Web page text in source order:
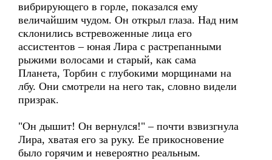
вибрирующего в горле, показался ему
величайшим чудом. Он открыл глаза. Над ним
склонились встревоженные лица его
ассистентов – юная Лира с растрепанными
рыжими волосами и старый, как сама
Планета, Торбин с глубокими морщинами на
лбу. Они смотрели на него так, словно видели
призрак.
"Он дышит! Он вернулся!" – почти взвизгнула
Лира, хватая его за руку. Ее прикосновение
было горячим и невероятно реальным.